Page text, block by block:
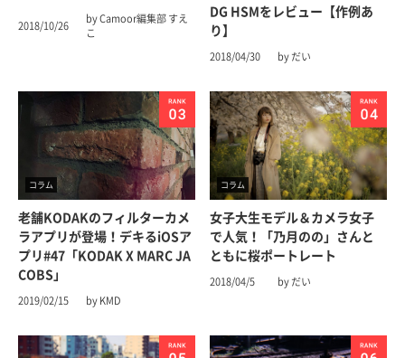
2018/10/26
by Camoor編集部 すえ
こ
DG HSMをレビュー【作例あ
り】
2018/04/30 by だい
コラム
老舗KODAKのフィルターカメ
ラアプリが登場！デキるiOSア
プリ#47「KODAK X MARC JA
COBS」
2019/02/15 by KMD
コラム
女子大生モデル＆カメラ女子
で人気！「乃月のの」さんと
ともに桜ポートレート
2018/04/5 by だい